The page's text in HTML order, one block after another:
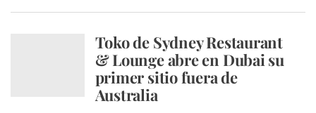
Toko de Sydney Restaurant
& Lounge abre en Dubai su
primer sitio fuera de
Australia